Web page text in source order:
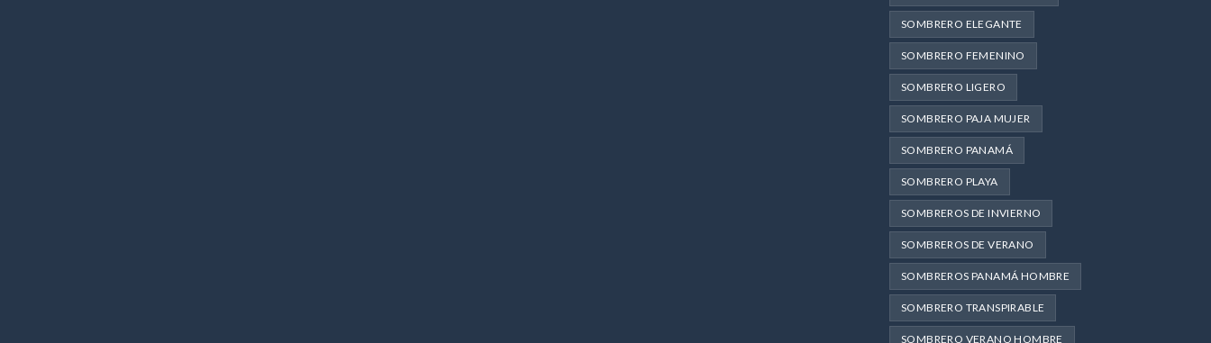
SOMBRERO ELEGANTE
SOMBRERO FEMENINO
SOMBRERO LIGERO
SOMBRERO PAJA MUJER
SOMBRERO PANAMÁ
SOMBRERO PLAYA
SOMBREROS DE INVIERNO
SOMBREROS DE VERANO
SOMBREROS PANAMÁ HOMBRE
SOMBRERO TRANSPIRABLE
SOMBRERO VERANO HOMBRE